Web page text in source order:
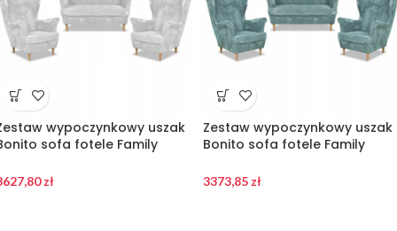
wypoczynkowy uszak
sofa fotele Family
zł
Zestaw wypoczynkowy uszak
Bonito sofa fotele Family
3373,85 zł